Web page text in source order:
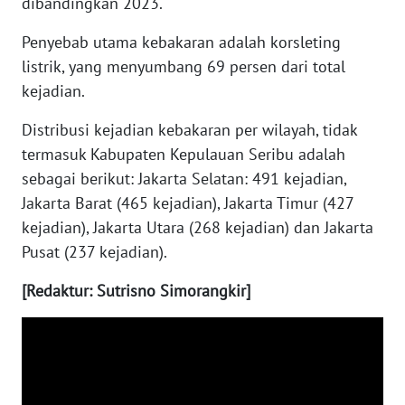
Penyebab utama kebakaran adalah korsleting
listrik, yang menyumbang 69 persen dari total
kejadian.
Distribusi kejadian kebakaran per wilayah, tidak
termasuk Kabupaten Kepulauan Seribu adalah
sebagai berikut: Jakarta Selatan: 491 kejadian​,
Jakarta Barat (465 kejadian​), Jakarta Timur (427
kejadian​), Jakarta Utara (268 kejadian​) dan Jakarta
Pusat (237 kejadian​).
[Redaktur: Sutrisno Simorangkir]
WN
KALTARA
KALSEL
WN
KALTIM
WN
SULSEL